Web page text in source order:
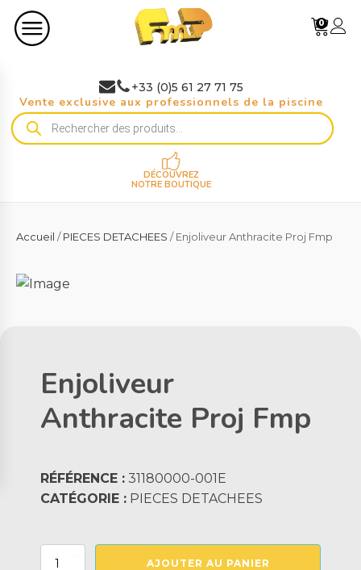
0
+33 (0)5 61 27 71 75
Vente exclusive aux professionnels de la piscine
Recherche
de
DÉCOUVREZ
NOTRE BOUTIQUE
Accueil /PIECES DETACHEES / Enjoliveur Anthracite Proj Fmp
Enjoliveur
Anthracite Proj Fmp
RÉFÉRENCE : 31180000-001E
CATÉGORIE : PIECES DETACHEES
quantité
AJOUTER AU PANIER